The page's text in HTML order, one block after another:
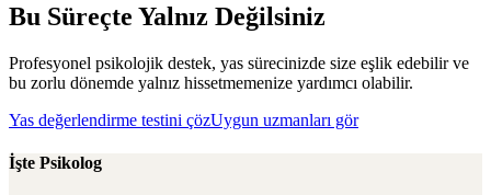
Bu Süreçte Yalnız Değilsiniz
Profesyonel psikolojik destek, yas sürecinizde size eşlik edebilir ve
bu zorlu dönemde yalnız hissetmemenize yardımcı olabilir.
Yas değerlendirme testini çözUygun uzmanları gör
İşte Psikolog